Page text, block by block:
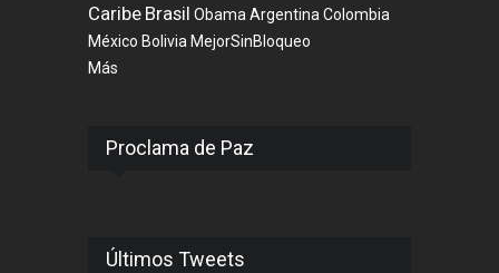
Caribe Brasil Obama Argentina Colombia
México Bolivia MejorSinBloqueo
Más
Proclama de Paz
Últimos Tweets